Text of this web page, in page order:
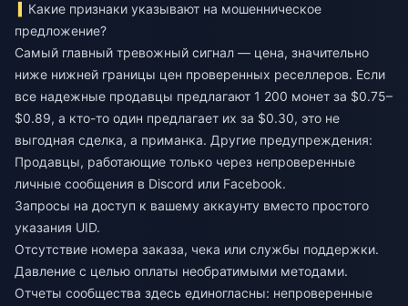
Какие признаки указывают на мошенническое
предложение?
Самый главный тревожный сигнал — цена, значительно
ниже нижней границы цен проверенных реселлеров. Если
все надежные продавцы предлагают 1 200 монет за $0.75–
$0.89, а кто-то один предлагает их за $0.30, это не
выгодная сделка, а приманка. Другие предупреждения:
Продавцы, работающие только через непроверенные
личные сообщения в Discord или Facebook.
Запросы на доступ к вашему аккаунту вместо простого
указания UID.
Отсутствие номера заказа, чека или службы поддержки.
Давление с целью оплаты необратимыми методами.
Отчеты сообщества здесь единогласны: непроверенные